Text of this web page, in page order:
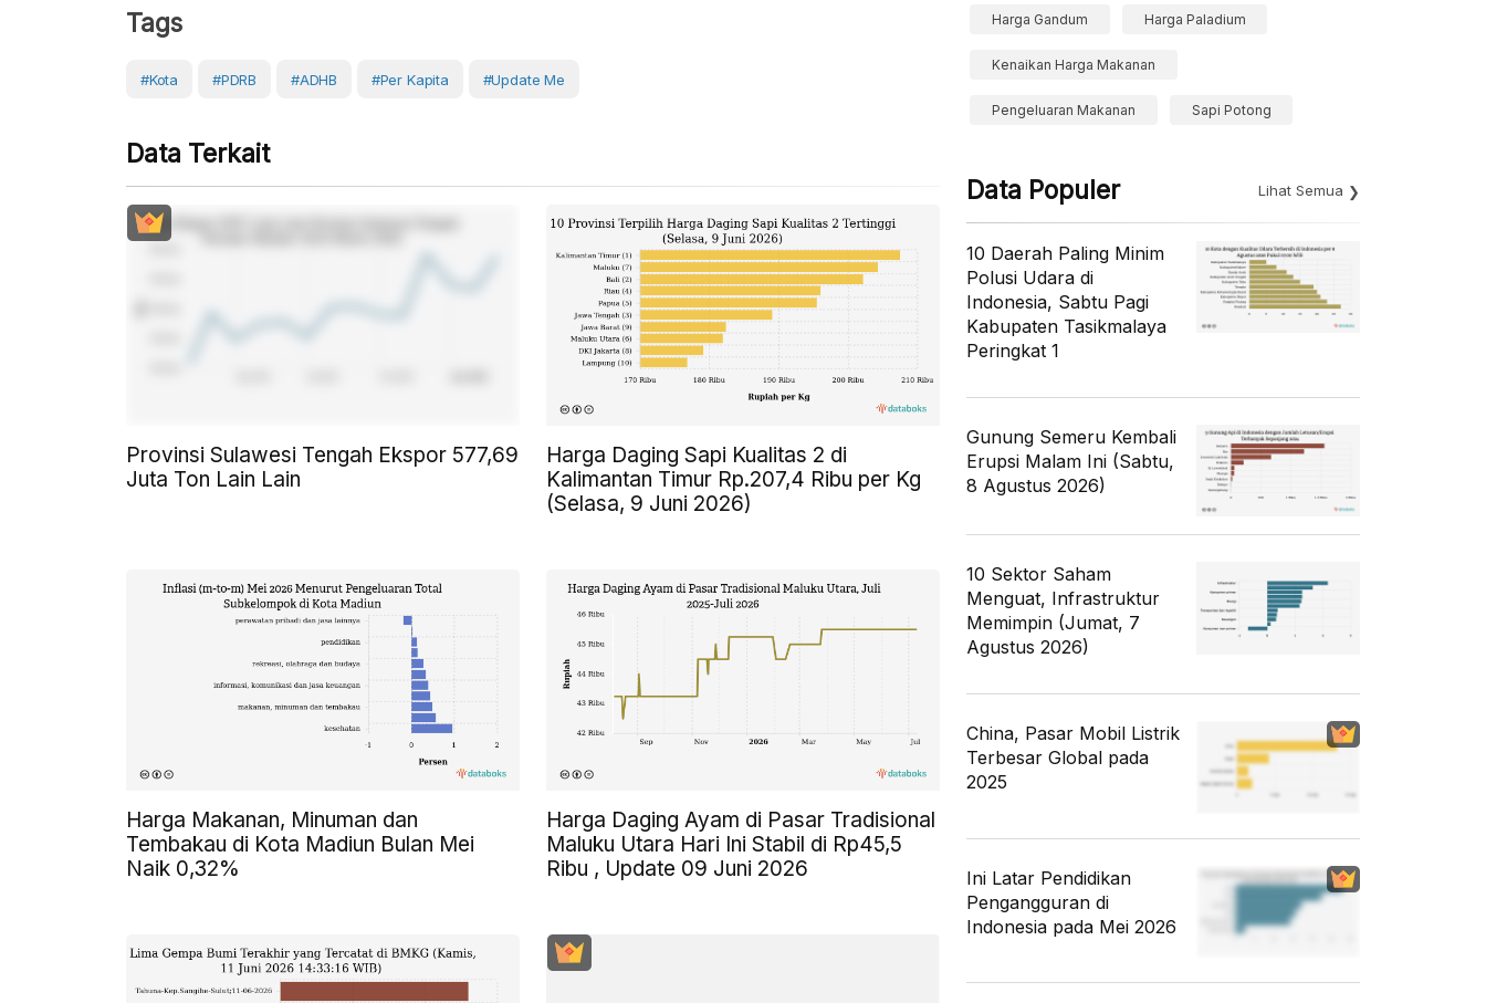
Tags
#Kota #PDRB #ADHB #Per Kapita #Update Me
Data Terkait
Provinsi Sulawesi Tengah Ekspor 577,69
Juta Ton Lain Lain
Harga Daging Sapi Kualitas 2 di
Kalimantan Timur Rp.207,4 Ribu per Kg
(Selasa, 9 Juni 2026)
Harga Makanan, Minuman dan
Tembakau di Kota Madiun Bulan Mei
Naik 0,32%
Harga Daging Ayam di Pasar Tradisional
Maluku Utara Hari Ini Stabil di Rp45,5
Ribu , Update 09 Juni 2026
Harga Gandum Harga Paladium
Kenaikan Harga Makanan
Pengeluaran Makanan Sapi Potong
Data Populer Lihat Semua
10 Daerah Paling Minim
Polusi Udara di
Indonesia, Sabtu Pagi
Kabupaten Tasikmalaya
Peringkat 1
Gunung Semeru Kembali
Erupsi Malam Ini (Sabtu,
8 Agustus 2026)
10 Sektor Saham
Menguat, Infrastruktur
Memimpin (Jumat, 7
Agustus 2026)
China, Pasar Mobil Listrik
Terbesar Global pada
2025
Ini Latar Pendidikan
Pengangguran di
Indonesia pada Mei 2026